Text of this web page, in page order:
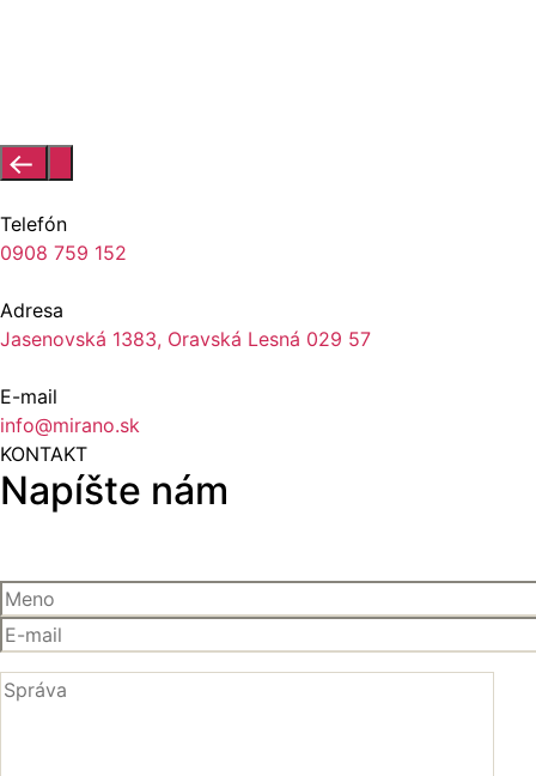
Telefón
0908 759 152
Adresa
Jasenovská 1383, Oravská Lesná 029 57
E-mail
info@mirano.sk
KONTAKT
Napíšte nám